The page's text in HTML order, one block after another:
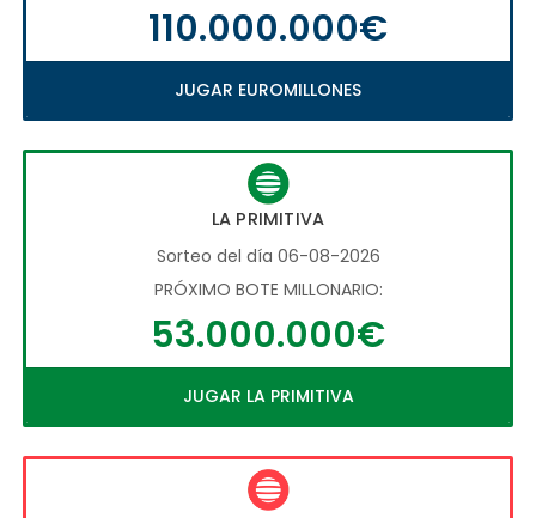
110.000.000€
JUGAR EUROMILLONES
LA PRIMITIVA
Sorteo del día 06-08-2026
PRÓXIMO BOTE MILLONARIO:
53.000.000€
JUGAR LA PRIMITIVA